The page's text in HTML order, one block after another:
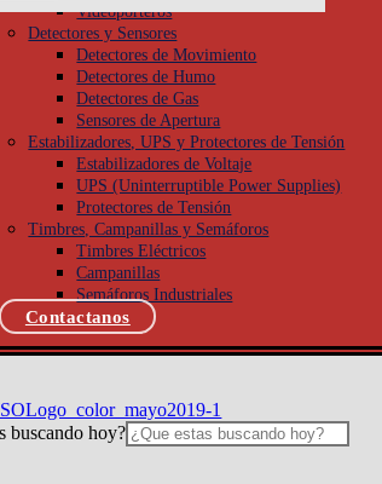
Videoporteros
Detectores y Sensores
Detectores de Movimiento
Detectores de Humo
Detectores de Gas
Sensores de Apertura
Estabilizadores, UPS y Protectores de Tensión
Estabilizadores de Voltaje
UPS (Uninterruptible Power Supplies)
Protectores de Tensión
Timbres, Campanillas y Semáforos
Timbres Eléctricos
Campanillas
Semáforos Industriales
Contactanos
buscando hoy?